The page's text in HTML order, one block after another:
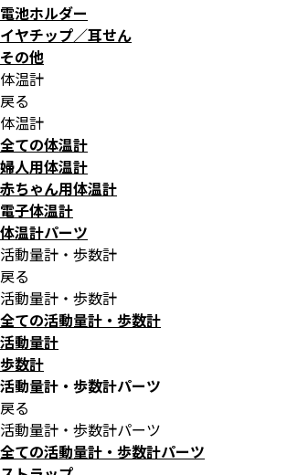
電池ホルダー
イヤチップ／耳せん
その他
体温計
戻る
体温計
全ての体温計
婦人用体温計
赤ちゃん用体温計
電子体温計
体温計パーツ
活動量計・歩数計
戻る
活動量計・歩数計
全ての活動量計・歩数計
活動量計
歩数計
活動量計・歩数計パーツ
戻る
活動量計・歩数計パーツ
全ての活動量計・歩数計パーツ